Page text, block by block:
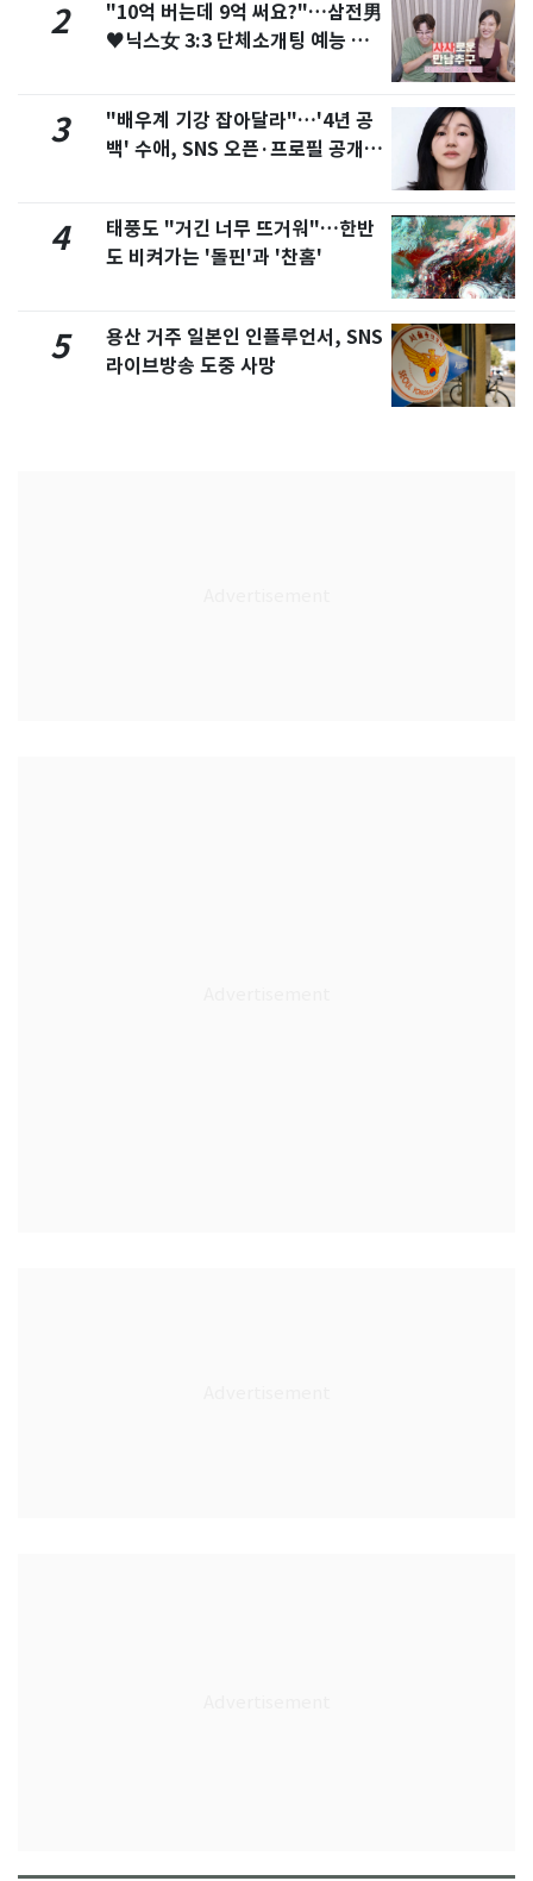
2
"10억 버는데 9억 써요?"…삼전男
♥닉스女 3:3 단체소개팅 예능 화
3
"배우계 기강 잡아달라"…'4년 공
백' 수애, SNS 오픈·프로필 공개
4
태풍도 "거긴 너무 뜨거워"…한반
도 비켜가는 '돌핀'과 '찬홈'
5
용산 거주 일본인 인플루언서, SNS
라이브방송 도중 사망